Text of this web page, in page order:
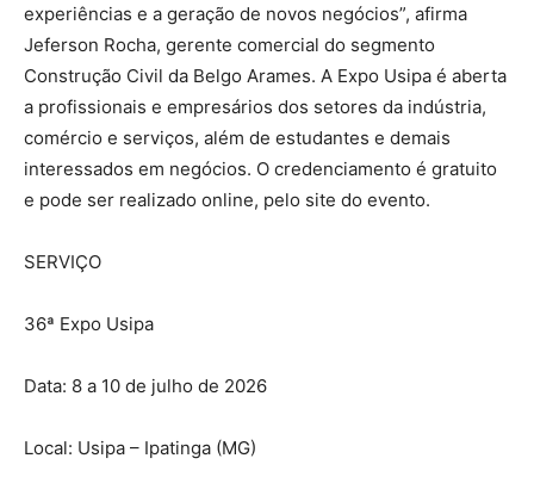
experiências e a geração de novos negócios”, afirma
Jeferson Rocha, gerente comercial do segmento
Construção Civil da Belgo Arames. A Expo Usipa é aberta
a profissionais e empresários dos setores da indústria,
comércio e serviços, além de estudantes e demais
interessados em negócios. O credenciamento é gratuito
e pode ser realizado online, pelo site do evento.
SERVIÇO
36ª Expo Usipa
Data: 8 a 10 de julho de 2026
Local: Usipa – Ipatinga (MG)